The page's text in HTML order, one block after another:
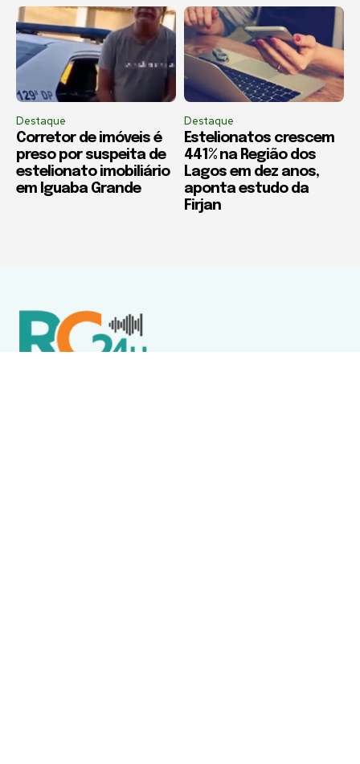
Destaque
Corretor de imóveis é
preso por suspeita de
estelionato imobiliário
em Iguaba Grande
Destaque
Estelionatos crescem
441% na Região dos
Lagos em dez anos,
aponta estudo da
Firjan